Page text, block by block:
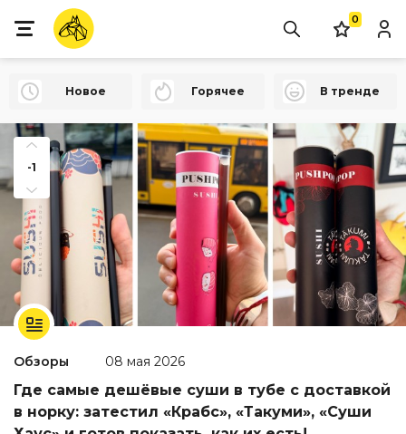
0
Новое Горячее В тренде
-1
Обзоры 08 мая 2026
Где самые дешёвые суши в тубе с доставкой
в норку: затестил «Крабс», «Такуми», «Суши